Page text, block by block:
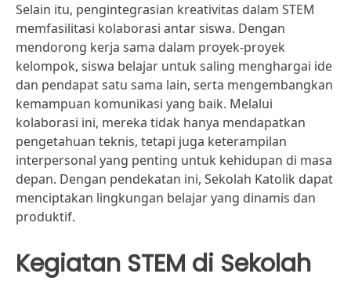
Selain itu, pengintegrasian kreativitas dalam STEM
memfasilitasi kolaborasi antar siswa. Dengan
mendorong kerja sama dalam proyek-proyek
kelompok, siswa belajar untuk saling menghargai ide
dan pendapat satu sama lain, serta mengembangkan
kemampuan komunikasi yang baik. Melalui
kolaborasi ini, mereka tidak hanya mendapatkan
pengetahuan teknis, tetapi juga keterampilan
interpersonal yang penting untuk kehidupan di masa
depan. Dengan pendekatan ini, Sekolah Katolik dapat
menciptakan lingkungan belajar yang dinamis dan
produktif.
Kegiatan STEM di Sekolah